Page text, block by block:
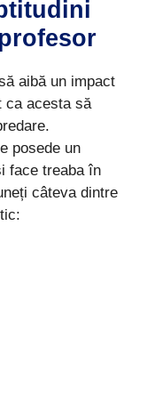
aibă un impact
ca acesta să
posede un
face treaba în
câteva dintre